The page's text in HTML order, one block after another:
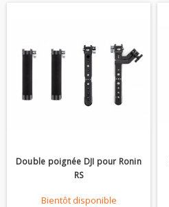
Double poignée DJI pour Ronin
RS
Bientôt disponible